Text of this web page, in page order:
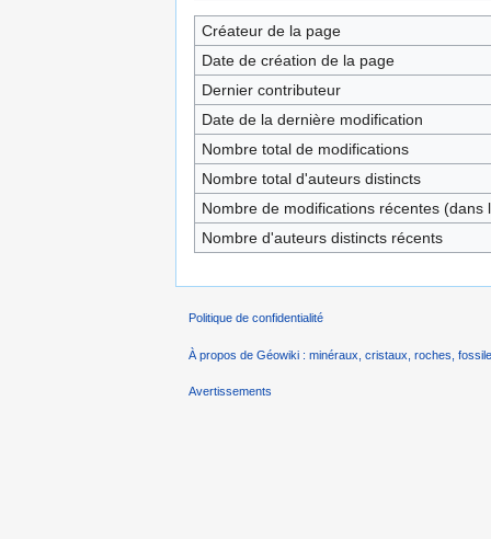
Créateur de la page
Date de création de la page
Dernier contributeur
Date de la dernière modification
Nombre total de modifications
Nombre total d'auteurs distincts
Nombre de modifications récentes (dans
Nombre d'auteurs distincts récents
Politique de confidentialité
À propos de Géowiki : minéraux, cristaux, roches,
Avertissements